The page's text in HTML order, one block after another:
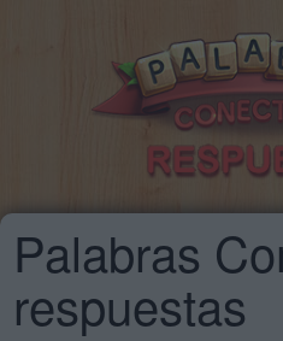
Palabras
respuestas